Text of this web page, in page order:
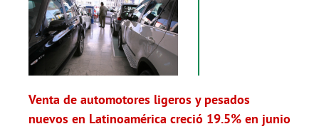
Venta de automotores ligeros y pesados
nuevos en Latinoamérica creció 19.5% en junio